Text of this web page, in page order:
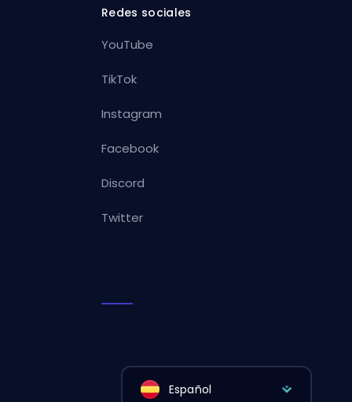
Redes sociales
YouTube
TikTok
Instagram
Facebook
Discord
Twitter
Español